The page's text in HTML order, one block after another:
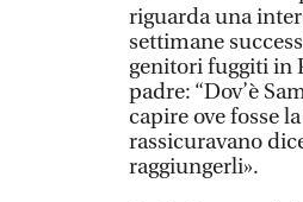
riguarda una
settimane
genitori fuggiti in
padre: “Dov’è
capire ove fosse
rassicuravano
raggiungerli».